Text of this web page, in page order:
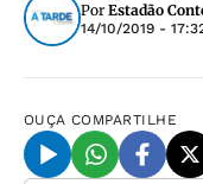
Por Estadão
14/10/2019 -
OUÇA COMPARTILHE